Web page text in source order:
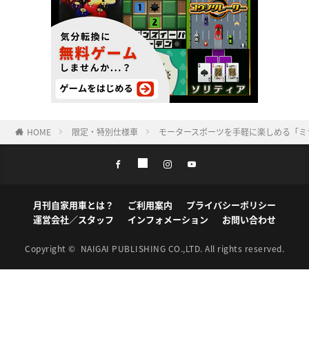
HOME 限定・特別仕様車 モータースポーツを手軽に楽しめる「
月刊自家用車とは？ ご利用案内
プライバシーポリシー
運営会社／スタッフ
インフォメーション お問い合わせ
Copyright © NAIGAI PUBLISHING CO.,LTD. All rights reserved.